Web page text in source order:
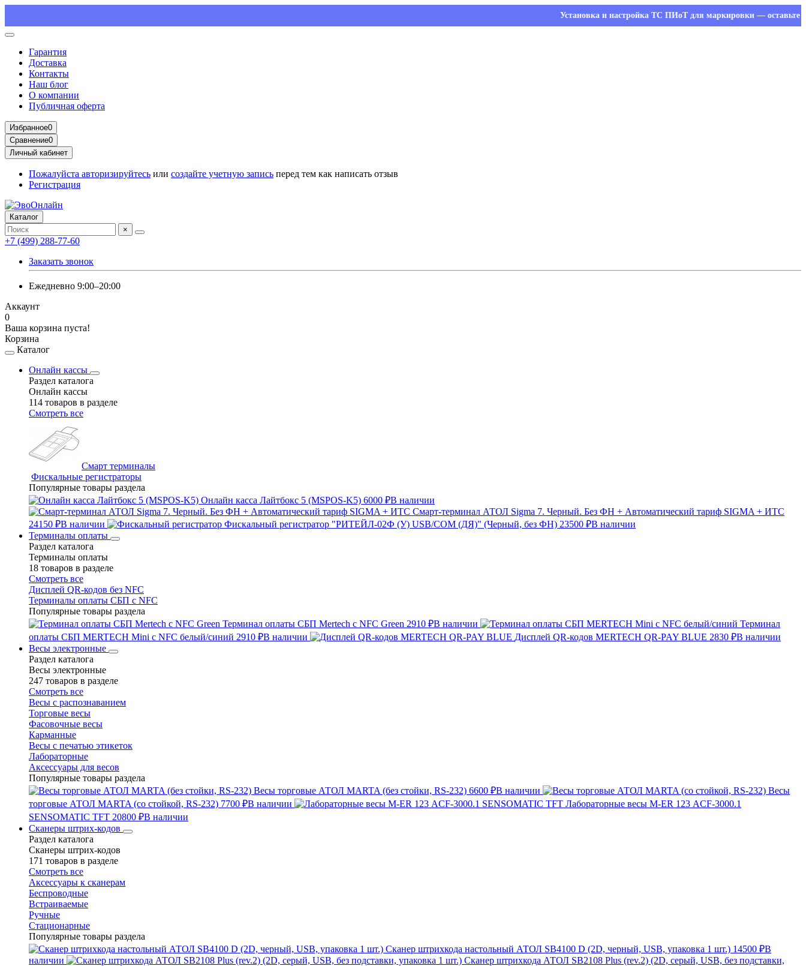
Установка и настройка ТС ПИоТ для маркировки — оставьте заявку
Гарантия
Доставка
Контакты
Наш блог
О компании
Публичная оферта
Избранное0
Сравнение0
Личный кабинет
Пожалуйста авторизируйтесь или создайте учетную запись перед тем как написать отзыв
Регистрация
Каталог
×
+7 (499) 288-77-60
Заказать звонок
Ежедневно 9:00–20:00
Аккаунт
0
Ваша корзина пуста!
Корзина
Каталог
Онлайн кассы
Раздел каталога
Онлайн кассы
114 товаров в разделе
Смотреть все
Смарт терминалы
Фискальные регистраторы
Популярные товары раздела
Онлайн касса Лайтбокс 5 (MSPOS-K5) 6000 ₽В наличии
Смарт-терминал АТОЛ Sigma 7. Черный. Без ФН + Автоматический тариф SIGMA + ИТС
24150 ₽В наличии Фискальный регистратор "РИТЕЙЛ-02Ф (У) USB/COM (ДЯ)" (Черный, без ФН) 23500 ₽В наличии
Терминалы оплаты
Раздел каталога
Терминалы оплаты
18 товаров в разделе
Смотреть все
Дисплей QR-кодов без NFC
Терминалы оплаты СБП с NFC
Популярные товары раздела
Терминал оплаты СБП Mertech с NFC Green 2910 ₽В наличии
Терминал
оплаты СБП MERTECH Mini с NFC белый/синий 2910 ₽В наличии Дисплей QR-кодов MERTECH QR-PAY BLUE 2830 ₽В наличии
Весы электронные
Раздел каталога
Весы электронные
247 товаров в разделе
Смотреть все
Весы с распознаванием
Торговые весы
Фасовочные весы
Карманные
Весы с печатью этикеток
Лабораторные
Аксессуары для весов
Популярные товары раздела
Весы торговые АТОЛ MARTA (без стойки, RS-232) 6600 ₽В наличии
Весы
торговые АТОЛ MARTA (со стойкой, RS-232) 7700 ₽В наличии
Лабораторные весы M-ER 123 АCF-3000.1
SENSOMATIC TFT 20800 ₽В наличии
Сканеры штрих-кодов
Раздел каталога
Сканеры штрих-кодов
171 товаров в разделе
Смотреть все
Аксессуары к сканерам
Беспроводные
Встраиваемые
Ручные
Стационарные
Популярные товары раздела
Сканер штрихкода настольный АТОЛ SB4100 D (2D, черный, USB, упаковка 1 шт.) 14500 ₽В
наличии
Сканер штрихкода АТОЛ SB2108 Plus (rev.2) (2D, серый, USB, без подставки,